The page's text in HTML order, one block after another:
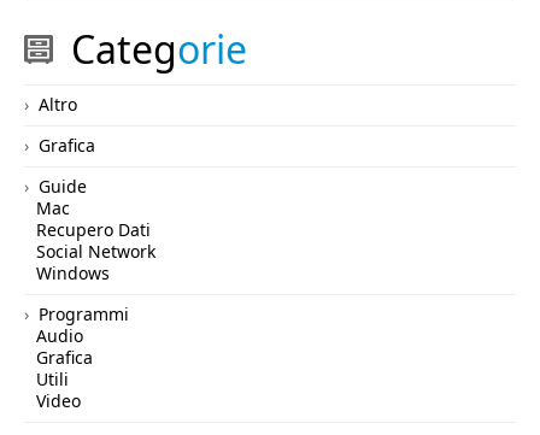
Categorie
Altro
Grafica
Guide
Mac
Recupero Dati
Social Network
Windows
Programmi
Audio
Grafica
Utili
Video